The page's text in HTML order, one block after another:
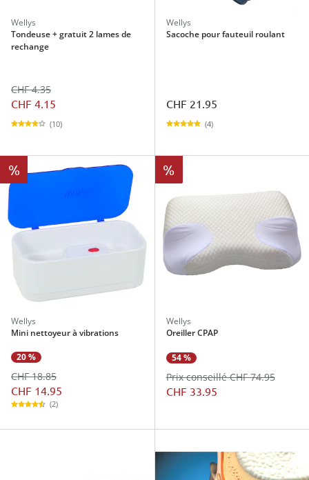
Wellys
Tondeuse + gratuit 2 lames de
rechange
CHF 4.35
CHF 4.15
(10)
Wellys
Sacoche pour fauteuil roulant
CHF 21.95
(4)
%
Wellys
Mini nettoyeur à vibrations
20 %
CHF 18.85
CHF 14.95
(2)
%
Wellys
Oreiller CPAP
54 %
CHF 33.95
Prix conseillé CHF 74.95